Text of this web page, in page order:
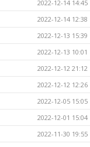
2022-12-14 14:45
2022-12-14 12:38
2022-12-13 15:39
2022-12-13 10:01
2022-12-12 21:12
2022-12-12 12:26
2022-12-05 15:05
2022-12-01 15:04
2022-11-30 19:55